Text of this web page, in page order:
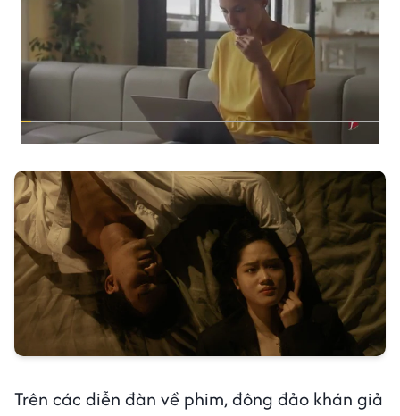
Trên các diễn đàn về phim, đông đảo khán giả